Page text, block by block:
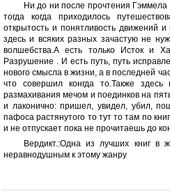
Ни до ни после прочтения
тогда когда приходилось
открытость и понятливость движений
здесь и всяких разных зачастую не
волшебства.А есть только Исток
Разрушение . И есть путь, путь
нового смысла в жизни, а в последней
что совершил конгда то.Также
размахивания мечом и поединков на
и лаконично: пришел, увидел, убил,
пафоса растянутого то тут то там по
и не отпускает пока не прочитаешь до
Вердикт.:Одна из лучших книг в
неравнодушным к этому жанру